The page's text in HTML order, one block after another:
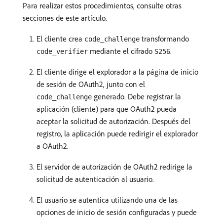
Para realizar estos procedimientos, consulte otras
secciones de este artículo.
El cliente crea code_challenge transformando
code_verifier mediante el cifrado S256.
El cliente dirige el explorador a la página de inicio
de sesión de OAuth2, junto con el
code_challenge generado. Debe registrar la
aplicación (cliente) para que OAuth2 pueda
aceptar la solicitud de autorización. Después del
registro, la aplicación puede redirigir el explorador
a OAuth2.
El servidor de autorización de OAuth2 redirige la
solicitud de autenticación al usuario.
El usuario se autentica utilizando una de las
opciones de inicio de sesión configuradas y puede